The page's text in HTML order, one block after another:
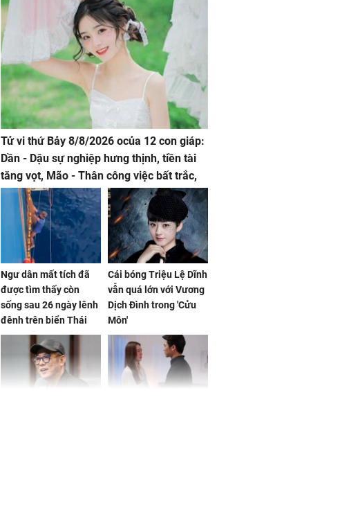
Tử vi thứ Bảy 8/8/2026 ocủa 12 con giáp:
Dần - Dậu sự nghiệp hưng thịnh, tiền tài
tăng vọt, Mão - Thân công việc bất trắc,
tiền mất tật mang
Ngư dân mất tích đã
được tìm thấy còn
sống sau 26 ngày lênh
đênh trên biển Thái
Bình Dương
Cái bóng Triệu Lệ Dĩnh
vẫn quá lớn với Vương
Dịch Đình trong 'Cửu
Môn'